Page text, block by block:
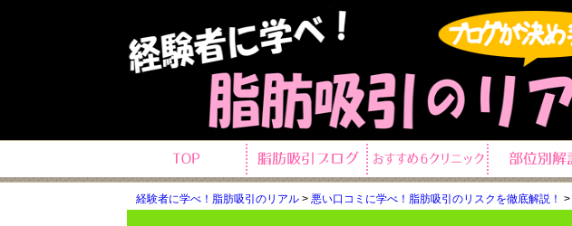
経験者に学べ！脂肪吸引のリアル > 悪い口コミに学べ！脂肪吸引のリスクを徹底解説！ >